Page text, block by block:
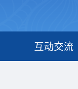
互动交流